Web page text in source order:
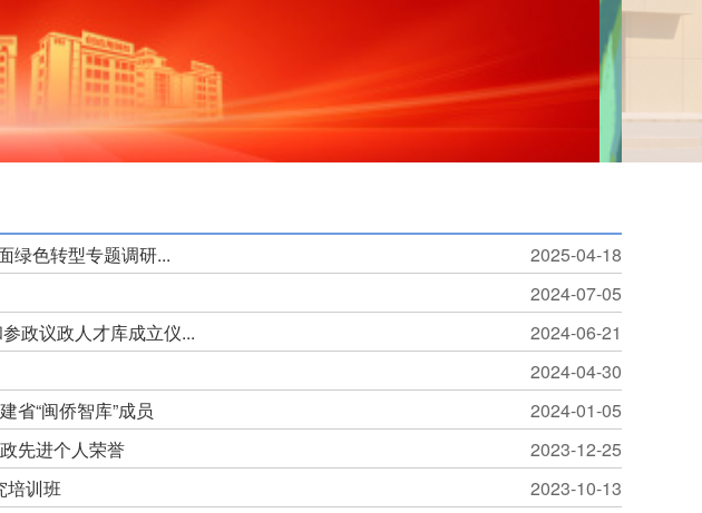
绿色转型专题调研...
2025-04-18
2024-07-05
政议政人才库成立仪...
2024-06-21
2024-04-30
省“闽侨智库”成员
2024-01-05
先进个人荣誉
2023-12-25
培训班
2023-10-13